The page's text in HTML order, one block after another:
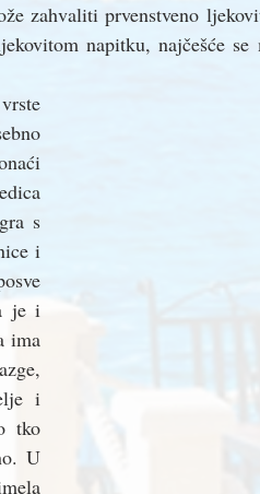
zahvaliti prvenstveno
napitku, najčešće
s
i
je i
ima
i
tko
U